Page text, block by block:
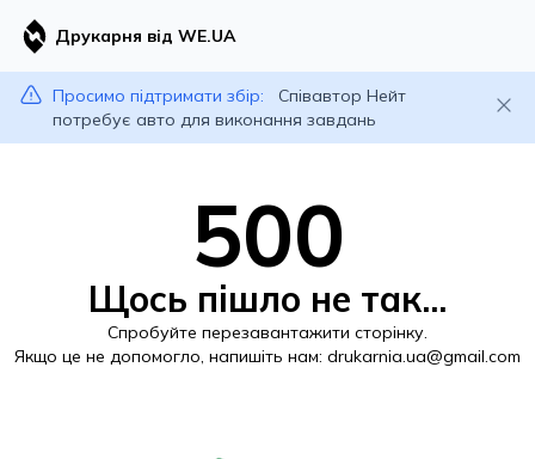
Друкарня від WE.UA
Просимо підтримати збір:
Співавтор Нейт
потребує авто для виконання завдань
500
Щось пішло не так...
Спробуйте перезавантажити сторінку.
Якщо це не допомогло, напишіть нам: drukarnia.ua@gmail.com